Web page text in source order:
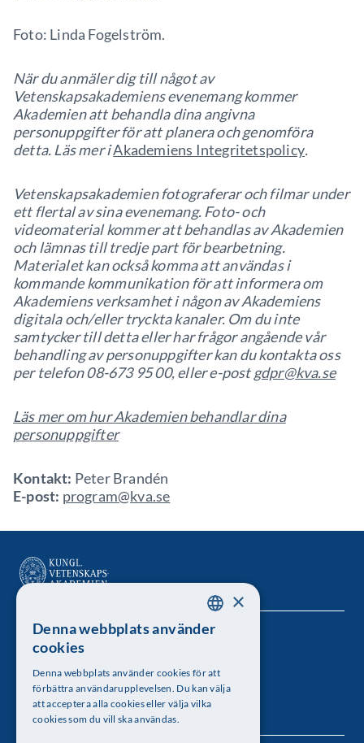
Foto: Linda Fogelström.
När du anmäler dig till något av
Vetenskapsakademiens evenemang kommer
Akademien att behandla dina angivna
personuppgifter för att planera och genomföra
detta. Läs mer iAkademiens Integritetspolicy.
Vetenskapsakademien fotograferar och filmar under
ett flertal av sina evenemang. Foto- och
videomaterial kommer att behandlas av Akademien
och lämnas till tredje part för bearbetning.
Materialet kan också komma att användas i
kommande kommunikation för att informera om
Akademiens verksamhet i någon av Akademiens
digitala och/eller tryckta kanaler. Om du inte
samtycker till detta eller har frågor angående vår
behandling av personuppgifter kan du kontakta oss
per telefon 08-673 95 00, eller e-postgdpr@kva.se
Läs mer om hur Akademien behandlar dina
personuppgifter
Kontakt: Peter Brandén
E-post: program@kva.se
Kungl. Vetenskapsakademien
Besöksadress: Lilla Frescativägen 4A
Telefon: 08-673 95 00
SWEDISH
×
Denna webbplats använder
cookies
Denna webbplats använder cookies för att
förbättra användarupplevelsen. Du kan välja
att acceptera alla cookies eller välja vilka
cookies som du vill ska användas.